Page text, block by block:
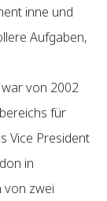
inne und
Aufgaben,
von 2002
für
Vice President
in
von zwei